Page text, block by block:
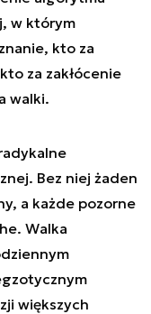
w którym
kto za
za zakłócenie
walki.
Bez niej żaden
a każde pozorne
Walka
większych